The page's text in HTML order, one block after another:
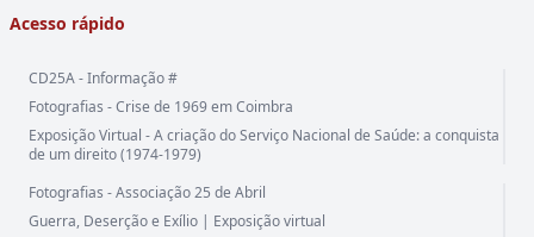
Acesso rápido
CD25A - Informação #
Fotografias - Crise de 1969 em Coimbra
Exposição Virtual - A criação do Serviço Nacional de Saúde: a conquista
de um direito (1974-1979)
Fotografias - Associação 25 de Abril
Guerra, Deserção e Exílio | Exposição virtual